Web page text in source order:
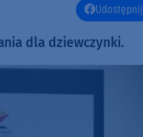
Udostępnij
dla dziewczynki.